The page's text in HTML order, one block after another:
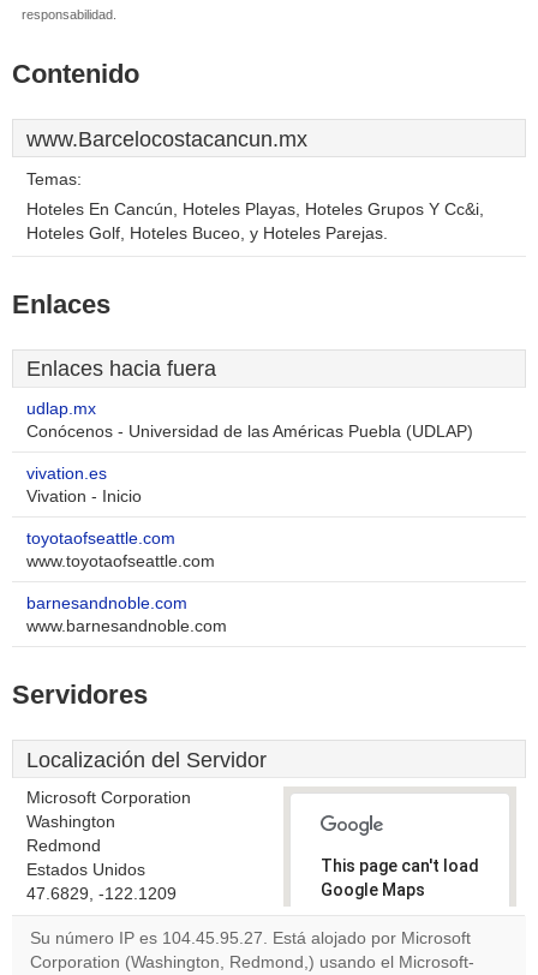
responsabilidad.
Contenido
www.Barcelocostacancun.mx
Temas:
Hoteles En Cancún, Hoteles Playas, Hoteles Grupos Y Cc&i,
Hoteles Golf, Hoteles Buceo, y Hoteles Parejas.
Enlaces
Enlaces hacia fuera
udlap.mx
Conócenos - Universidad de las Américas Puebla (UDLAP)
vivation.es
Vivation - Inicio
toyotaofseattle.com
www.toyotaofseattle.com
barnesandnoble.com
www.barnesandnoble.com
Servidores
Localización del Servidor
Microsoft Corporation
Washington
Redmond
Estados Unidos
47.6829, -122.1209
This page can't load
Google Maps
correctly.
Do you
Su número IP es 104.45.95.27. Está alojado por Microsoft
Corporation (Washington, Redmond,) usando el Microsoft-